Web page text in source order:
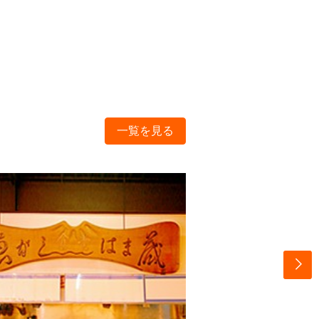
一覧を見る